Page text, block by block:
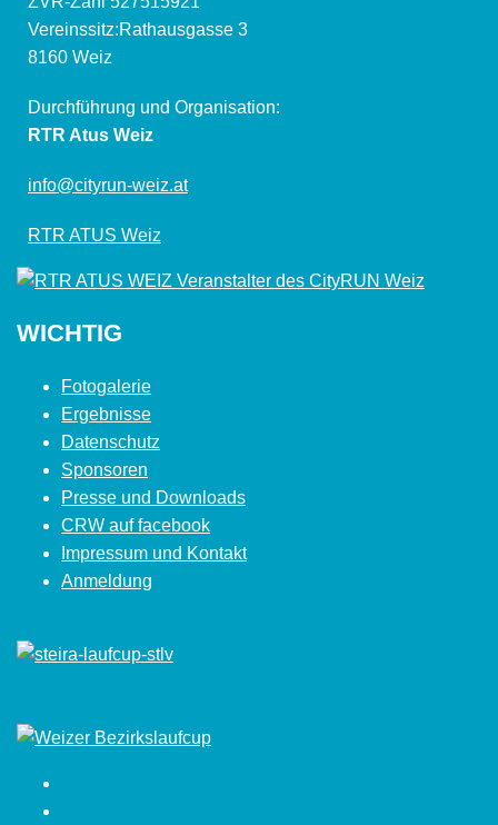
Vereinssitz:Rathausgasse 3
8160 Weiz
Durchführung und Organisation:
RTR Atus Weiz
info@cityrun-weiz.at
RTR ATUS Weiz
WICHTIG
Fotogalerie
Ergebnisse
Datenschutz
Sponsoren
Presse und Downloads
CRW auf facebook
Impressum und Kontakt
Anmeldung